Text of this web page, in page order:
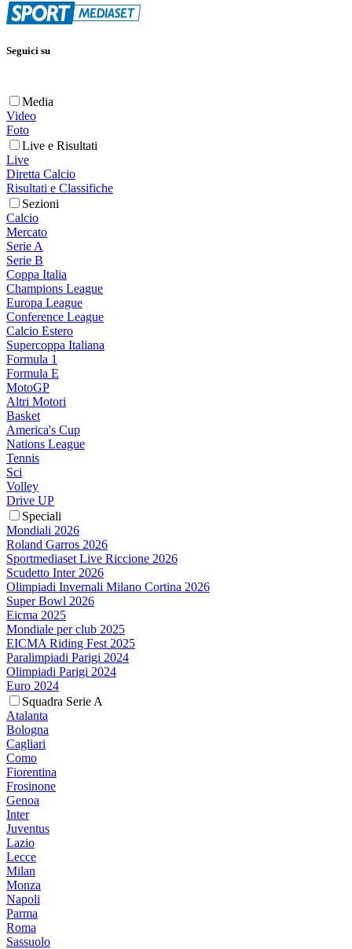
Seguici su
Media
Video
Foto
Live e Risultati
Live
Diretta Calcio
Risultati e Classifiche
Sezioni
Calcio
Mercato
Serie A
Serie B
Coppa Italia
Champions League
Europa League
Conference League
Calcio Estero
Supercoppa Italiana
Formula 1
Formula E
MotoGP
Altri Motori
Basket
America's Cup
Nations League
Tennis
Sci
Volley
Drive UP
Speciali
Mondiali 2026
Roland Garros 2026
Sportmediaset Live Riccione 2026
Scudetto Inter 2026
Olimpiadi Invernali Milano Cortina 2026
Super Bowl 2026
Eicma 2025
Mondiale per club 2025
EICMA Riding Fest 2025
Paralimpiadi Parigi 2024
Olimpiadi Parigi 2024
Euro 2024
Squadra Serie A
Atalanta
Bologna
Cagliari
Como
Fiorentina
Frosinone
Genoa
Inter
Juventus
Lazio
Lecce
Milan
Monza
Napoli
Parma
Roma
Sassuolo